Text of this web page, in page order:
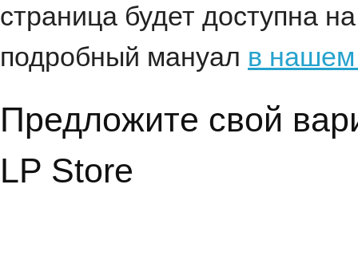
страница будет доступна
подробный мануал в нашем
Предложите свой
LP Store